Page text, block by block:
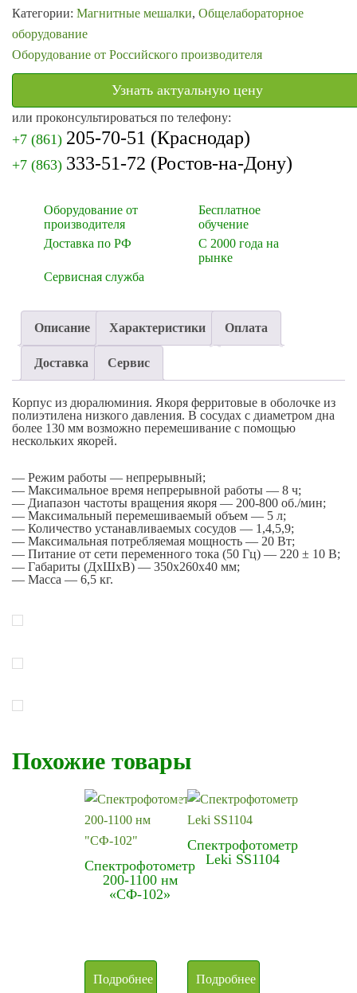
Категории: Магнитные мешалки, Общелабораторное
оборудование
Оборудование от Российского производителя
Узнать актуальную цену
или проконсультироваться по телефону:
+7 (861) 205-70-51 (Краснодар)
+7 (863) 333-51-72 (Ростов-на-Дону)
Оборудование от
производителя
Бесплатное
обучение
Доставка по РФ
С 2000 года на
рынке
Сервисная служба
Описание Характеристики Оплата
Доставка Сервис
Корпус из дюралюминия. Якоря ферритовые в оболочке из
полиэтилена низкого давления. В сосудах с диаметром дна
более 130 мм возможно перемешивание с помощью
нескольких якорей.
— Режим pаботы — непрерывный;
— Максимальное время непрерывной работы — 8 ч;
— Диапазон частоты вpащения якоpя — 200-800 об./мин;
— Максимальный перемешиваемый объем — 5 л;
— Количество устанавливаемых сосудов — 1,4,5,9;
— Максимальная потребляемая мощность — 20 Вт;
— Питание от сети переменного тока (50 Гц) — 220 ± 10 В;
— Габариты (ДхШхВ) — 350х260х40 мм;
— Масса — 6,5 кг.
Похожие товары
Спектрофотометр
200-1100 нм
«СФ-102»
Подробнее
Спектрофотометр
Leki SS1104
Подробнее